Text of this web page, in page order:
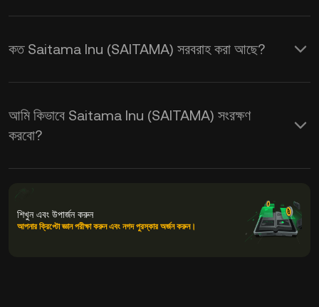
কত Saitama Inu (SAITAMA) সরবরাহ করা আছে?
আমি কিভাবে Saitama Inu (SAITAMA) সংরক্ষণ
করবো?
শিখুন এবং উপার্জন করুন
আপনার ক্রিপ্টো জ্ঞান পরীক্ষা করুন এবং নগদ পুরস্কার অর্জন করুন।